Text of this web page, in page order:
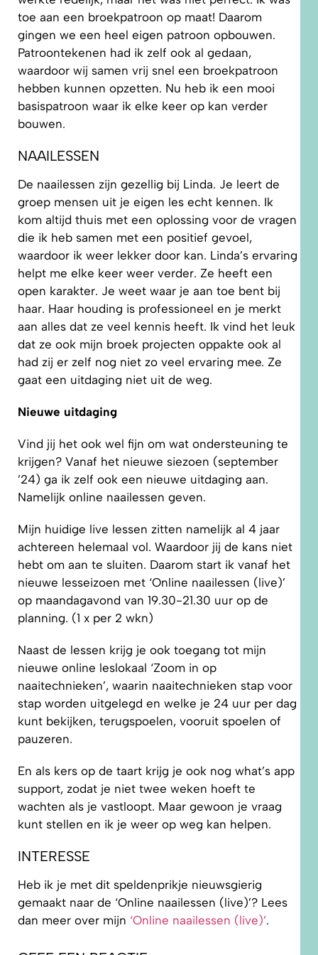
toe aan een broekpatroon op maat! Daarom
gingen we een heel eigen patroon opbouwen.
Patroontekenen had ik zelf ook al gedaan,
waardoor wij samen vrij snel een broekpatroon
hebben kunnen opzetten. Nu heb ik een mooi
basispatroon waar ik elke keer op kan verder
bouwen.
NAAILESSEN
De naailessen zijn gezellig bij Linda. Je leert de
groep mensen uit je eigen les echt kennen. Ik
kom altijd thuis met een oplossing voor de vragen
die ik heb samen met een positief gevoel,
waardoor ik weer lekker door kan. Linda’s ervaring
helpt me elke keer weer verder. Ze heeft een
open karakter. Je weet waar je aan toe bent bij
haar. Haar houding is professioneel en je merkt
aan alles dat ze veel kennis heeft. Ik vind het leuk
dat ze ook mijn broek projecten oppakte ook al
had zij er zelf nog niet zo veel ervaring mee. Ze
gaat een uitdaging niet uit de weg.
Nieuwe uitdaging
Vind jij het ook wel fijn om wat ondersteuning te
krijgen? Vanaf het nieuwe siezoen (september
’24) ga ik zelf ook een nieuwe uitdaging aan.
Namelijk online naailessen geven.
Mijn huidige live lessen zitten namelijk al 4 jaar
achtereen helemaal vol. Waardoor jij de kans niet
hebt om aan te sluiten. Daarom start ik vanaf het
nieuwe lesseizoen met ‘Online naailessen (live)’
op maandagavond van 19.30-21.30 uur op de
planning. (1 x per 2 wkn)
Naast de lessen krijg je ook toegang tot mijn
nieuwe online leslokaal ‘Zoom in op
naaitechnieken’, waarin naaitechnieken stap voor
stap worden uitgelegd en welke je 24 uur per dag
kunt bekijken, terugspoelen, vooruit spoelen of
pauzeren.
En als kers op de taart krijg je ook nog what’s app
support, zodat je niet twee weken hoeft te
wachten als je vastloopt. Maar gewoon je vraag
kunt stellen en ik je weer op weg kan helpen.
INTERESSE
Heb ik je met dit speldenprikje nieuwsgierig
gemaakt naar de ‘Online naailessen (live)’? Lees
dan meer over mijn ‘Online naailessen (live)’.